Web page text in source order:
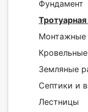
Фундамент
Монтажные
Земляные
Септики и
Лестницы